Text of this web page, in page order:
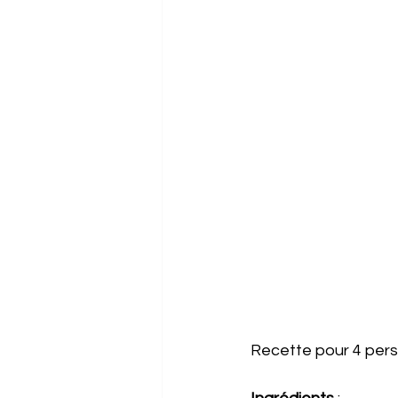
Recette pour 4